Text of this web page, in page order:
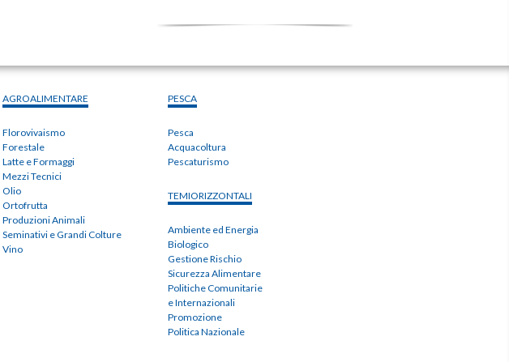
AGROALIMENTARE
Florovivaismo
Forestale
Latte e Formaggi
Mezzi Tecnici
Olio
Ortofrutta
Produzioni Animali
Seminativi e Grandi Colture
Vino
PESCA
Pesca
Acquacoltura
Pescaturismo
TEMIORIZZONTALI
Ambiente ed Energia
Biologico
Gestione Rischio
Sicurezza Alimentare
Politiche Comunitarie
e Internazionali
Promozione
Politica Nazionale